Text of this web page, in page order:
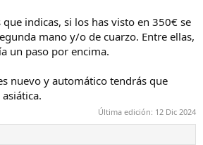
que indicas, si los has visto en 350€ se
mano y/o de cuarzo. Entre ellas,
un paso por encima.
nuevo y automático tendrás que
Última edición: 12 Dic 2024